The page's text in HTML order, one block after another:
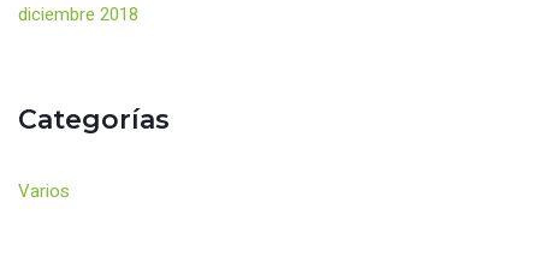
diciembre 2018
Categorías
Varios